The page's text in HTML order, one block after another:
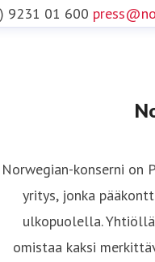
Seuraa
9231 01 600
Norwegian-konserni on
yritys, jonka
ulkopuolella.
omistaa kaksi